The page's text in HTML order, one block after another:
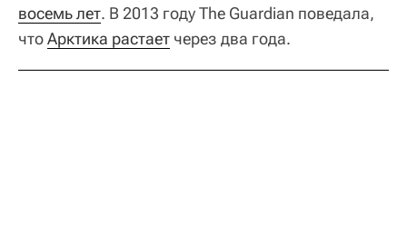
восемь лет. В 2013 году The Guardian поведала,
чтоАрктика растает через два года.